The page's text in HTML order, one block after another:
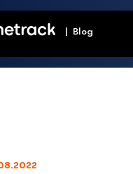
| Blog